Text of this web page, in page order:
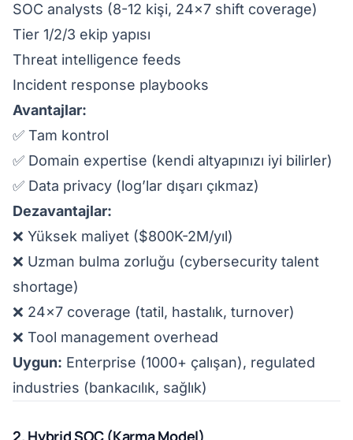
SOC analysts (8-12 kişi, 24x7 shift coverage)
Tier 1/2/3 ekip yapısı
Threat intelligence feeds
Incident response playbooks
Avantajlar:
✅ Tam kontrol
✅ Domain expertise (kendi altyapınızı iyi bilirler)
✅ Data privacy (log’lar dışarı çıkmaz)
Dezavantajlar:
❌ Yüksek maliyet ($800K-2M/yıl)
❌ Uzman bulma zorluğu (cybersecurity talent
shortage)
❌ 24x7 coverage (tatil, hastalık, turnover)
❌ Tool management overhead
Uygun: Enterprise (1000+ çalışan), regulated
industries (bankacılık, sağlık)
2. Hybrid SOC (Karma Model)